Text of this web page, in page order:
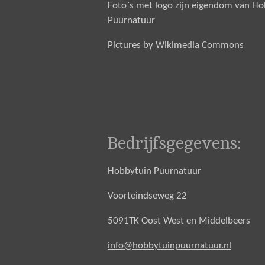
Foto`s met logo zijn eigendom van
Puurnatuur
Pictures by Wikimedia Commons
Bedrijfsgegevens:
Hobbytuin Puurnatuur
Voorteindseweg 22
5091TK Oost West en Middelbeers
info@hobbytuinpuurnatuur.nl